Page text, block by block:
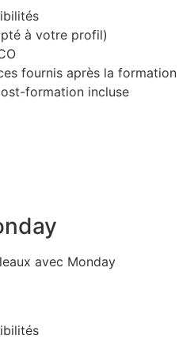
à votre profil)
fournis après la formation
formation incluse
avec Monday